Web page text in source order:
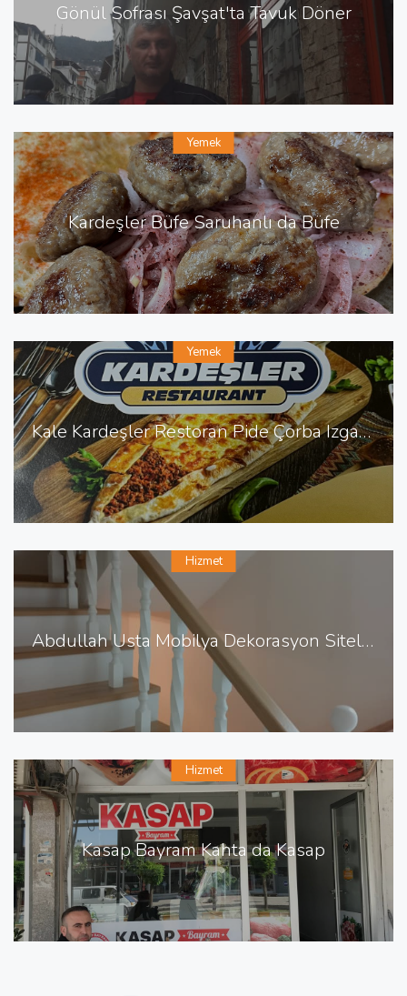
Gönül Sofrası Şavşat'ta Tavuk Döner
Kardeşler Büfe Saruhanlı da Büfe
Yemek
Kale Kardeşler Restoran Pide Çorba Izgara Sulu Yemek
Yemek
Abdullah Usta Mobilya Dekorasyon Sitelerde Mobilya Dekorasyon
Hizmet
Kasap Bayram Kahta da Kasap
Hizmet